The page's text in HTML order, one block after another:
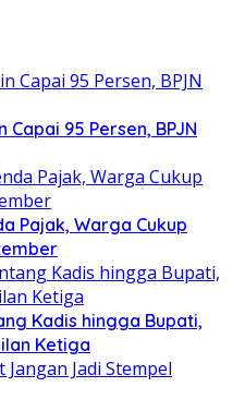
95 Persen, BPJN
Pajak, Warga Cukup
Kadis hingga Bupati,
Ketiga